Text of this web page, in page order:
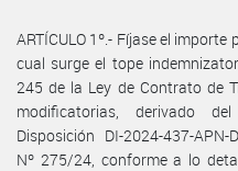
ARTÍCULO 1º.- Fíjase el
cual surge el tope
245 de la Ley de Contrato de
modificatorias, derivado
Disposición DI-2024-437-
Nº 275/24, conforme a lo